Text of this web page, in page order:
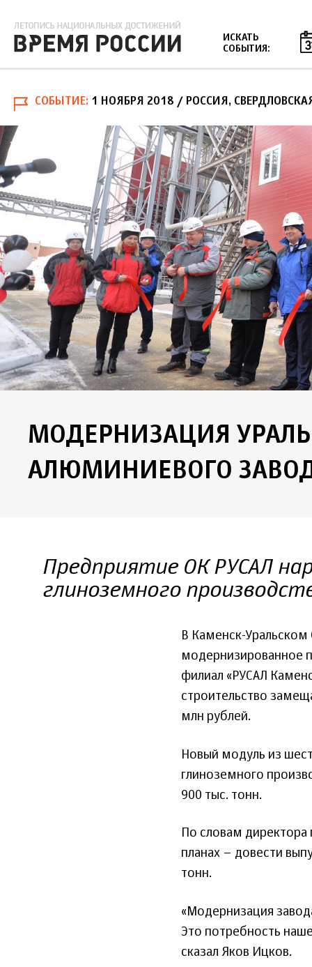
ИСКАТЬ
СОБЫТИЯ:
СОБЫТИЕ 1 НОЯБРЯ 2018 / РОССИЯ,
МОДЕРНИЗАЦИЯ
АЛЮМИНИЕВОГО
Предприятие ОК РУСАЛ
глиноземного
В Каменск-Уральском
модернизированное
филиал «РУСАЛ
строительство
млн рублей.
Новый модуль из
глиноземного
900 тыс. тонн.
По словам
планах – довести
тонн.
«Модернизация
Это потребность
сказал Яков Ицков.